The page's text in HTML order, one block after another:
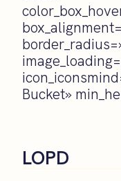
Bucket»
LOPD